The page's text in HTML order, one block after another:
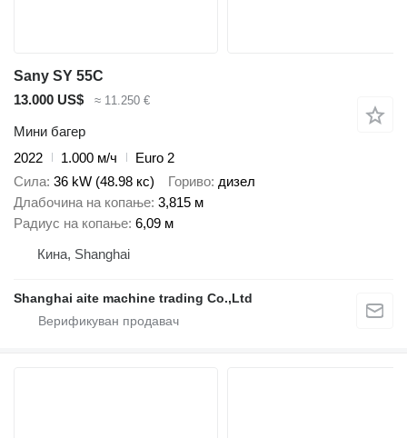
Sany SY 55C
13.000 US$
≈ 11.250 €
Мини багер
2022
1.000 м/ч
Euro 2
Сила 36 kW (48.98 кс) Гориво дизел
Длабочина на копање 3,815 м
Радиус на копање 6,09 м
Кина, Shanghai
Shanghai aite machine trading Co.,Ltd